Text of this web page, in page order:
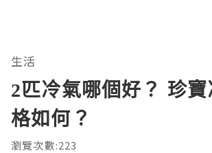
生活
2匹冷氣哪個好？ 珍
格如何？
瀏覽次數:223